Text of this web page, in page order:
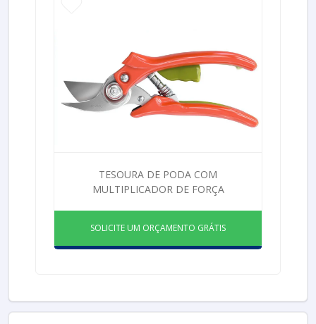
TESOURA DE PODA COM
MULTIPLICADOR DE FORÇA
SOLICITE UM ORÇAMENTO GRÁTIS